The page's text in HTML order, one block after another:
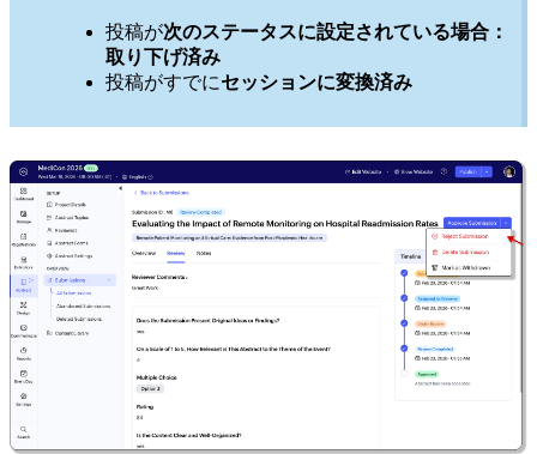
投稿が次のステータスに設定されている場合：
取り下げ済み
投稿がすでにセッションに変換済み